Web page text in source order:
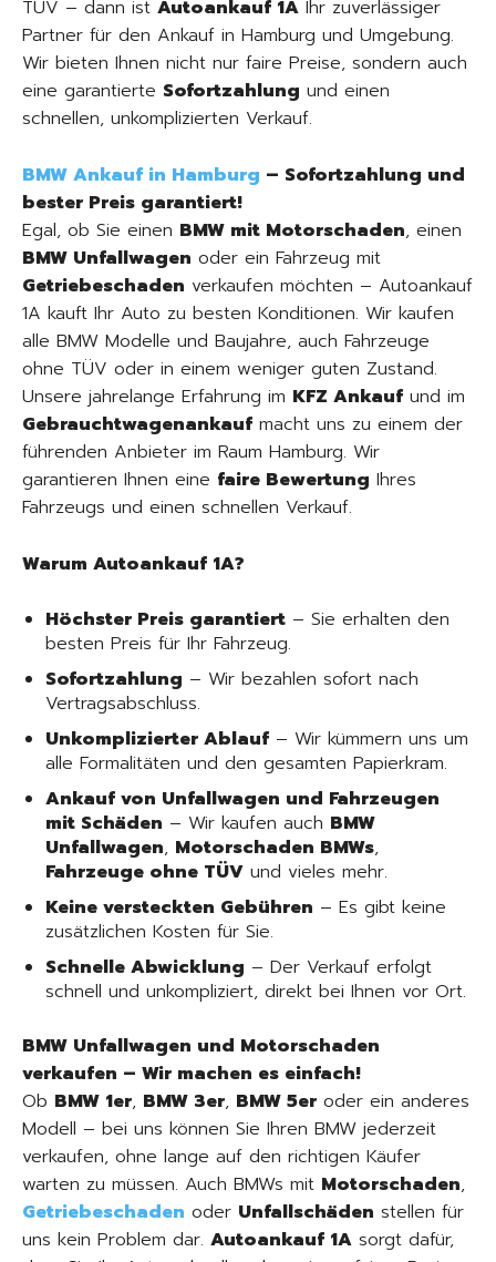
TÜV – dann ist Autoankauf 1A Ihr zuverlässiger
Partner für den Ankauf in Hamburg und Umgebung.
Wir bieten Ihnen nicht nur faire Preise, sondern auch
eine garantierte Sofortzahlung und einen
schnellen, unkomplizierten Verkauf.
BMW Ankauf in Hamburg – Sofortzahlung und
bester Preis garantiert!
Egal, ob Sie einen BMW mit Motorschaden, einen
BMW Unfallwagen oder ein Fahrzeug mit
Getriebeschaden verkaufen möchten – Autoankauf
1A kauft Ihr Auto zu besten Konditionen. Wir kaufen
alle BMW Modelle und Baujahre, auch Fahrzeuge
ohne TÜV oder in einem weniger guten Zustand.
Unsere jahrelange Erfahrung im KFZ Ankauf und im
Gebrauchtwagenankauf macht uns zu einem der
führenden Anbieter im Raum Hamburg. Wir
garantieren Ihnen eine faire Bewertung Ihres
Fahrzeugs und einen schnellen Verkauf.
Warum Autoankauf 1A?
Höchster Preis garantiert – Sie erhalten den
besten Preis für Ihr Fahrzeug.
Sofortzahlung – Wir bezahlen sofort nach
Vertragsabschluss.
Unkomplizierter Ablauf – Wir kümmern uns um
alle Formalitäten und den gesamten Papierkram.
Ankauf von Unfallwagen und Fahrzeugen
mit Schäden – Wir kaufen auch BMW
Unfallwagen, Motorschaden BMWs,
Fahrzeuge ohne TÜV und vieles mehr.
Keine versteckten Gebühren – Es gibt keine
zusätzlichen Kosten für Sie.
Schnelle Abwicklung – Der Verkauf erfolgt
schnell und unkompliziert, direkt bei Ihnen vor Ort.
BMW Unfallwagen und Motorschaden
verkaufen – Wir machen es einfach!
Ob BMW 1er, BMW 3er, BMW 5er oder ein anderes
Modell – bei uns können Sie Ihren BMW jederzeit
verkaufen, ohne lange auf den richtigen Käufer
warten zu müssen. Auch BMWs mit Motorschaden,
Getriebeschaden oder Unfallschäden stellen für
uns kein Problem dar. Autoankauf 1A sorgt dafür,